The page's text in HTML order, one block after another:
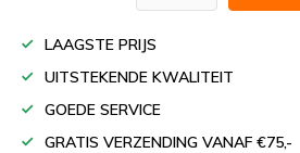
LAAGSTE PRIJS
UITSTEKENDE KWALITEIT
GOEDE SERVICE
GRATIS VERZENDING VANAF €75,-